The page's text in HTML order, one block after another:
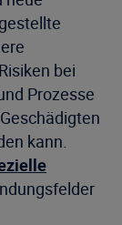
bei
Prozesse
kann.